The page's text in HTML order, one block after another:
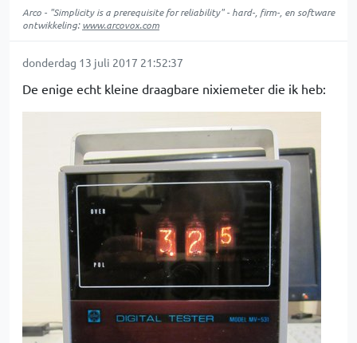
Arco - "Simplicity is a prerequisite for reliability" - hard-, firm-, en software
ontwikkeling:www.arcovox.com
donderdag 13 juli 2017 21:52:37
De enige echt kleine draagbare nixiemeter die ik heb: